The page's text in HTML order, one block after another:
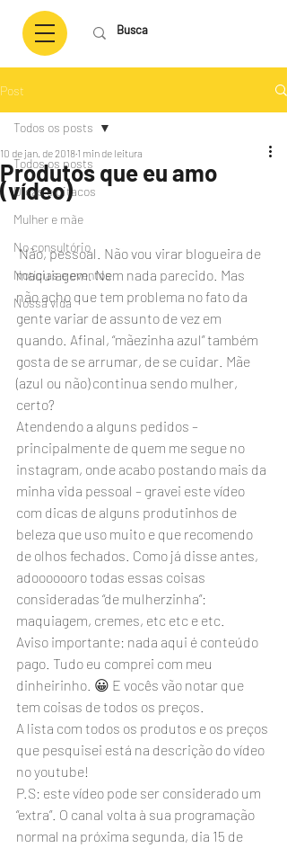
Post
Todos os posts
Dicas e pitacos
Mulher e mãe
No consultório
Notícias e eventos
Nossa vida
Todos os posts
Produtos que eu amo
(vídeo)
10 de jan. de 2018 1 min de leitura
Não, pessoal. Não vou virar blogueira de
maquiagem. Nem nada parecido. Mas
não acho que tem problema no fato da
gente variar de assunto de vez em
quando. Afinal, “mãezinha azul” também
gosta de se arrumar, de se cuidar. Mãe
(azul ou não) continua sendo mulher,
certo?
Atendendo a alguns pedidos –
principalmente de quem me segue no
instagram, onde acabo postando mais da
minha vida pessoal – gravei este vídeo
com dicas de alguns produtinhos de
beleza que uso muito e que recomendo
de olhos fechados. Como já disse antes,
adooooooro todas essas coisas
consideradas “de mulherzinha”:
maquiagem, cremes, etc etc e etc.
Aviso importante: nada aqui é conteúdo
pago. Tudo eu comprei com meu
dinheirinho. 😀 E vocês vão notar que
tem coisas de todos os preços.
A lista com todos os produtos e os preços
que pesquisei está na descrição do vídeo
no youtube!
P.S: este vídeo pode ser considerado um
“extra”. O canal volta à sua programação
normal na próxima segunda, dia 15 de